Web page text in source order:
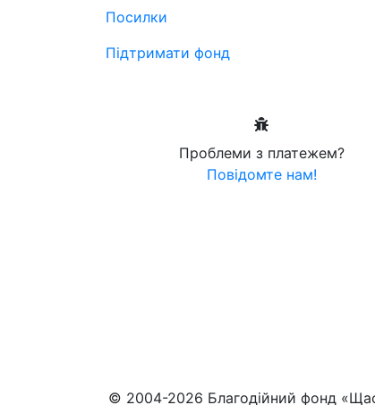
Посилки
Підтримати фонд
Проблеми з платежем?
Повідомте нам!
© 2004-2026 Благодійний фонд